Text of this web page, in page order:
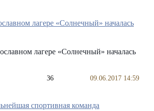
лагере «Солнечный» началась
36 09.06.2017 14:59